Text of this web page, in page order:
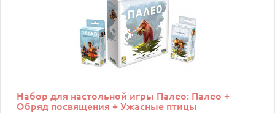
Набор для настольной игры Палео: Палео +
Обряд посвящения + Ужасные птицы